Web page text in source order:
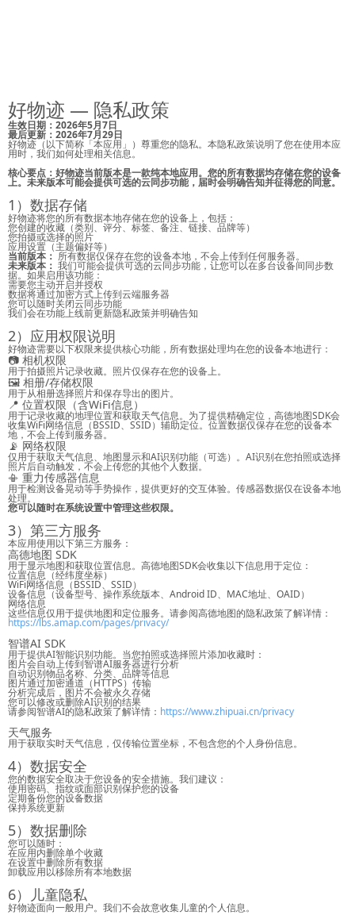
好物迹 — 隐私政策
生效日期：2026年5月7日
最后更新：2026年7月29日
好物迹（以下简称「本应用」）尊重您的隐私。本隐私政策说明了您在使用本应
用时，我们如何处理相关信息。
核心要点：好物迹当前版本是一款纯本地应用。您的所有数据均存储在您的设备
上。未来版本可能会提供可选的云同步功能，届时会明确告知并征得您的同意。
1）数据存储
好物迹将您的所有数据本地存储在您的设备上，包括：
您创建的收藏（类别、评分、标签、备注、链接、品牌等）
您拍摄或选择的照片
应用设置（主题偏好等）
当前版本： 所有数据仅保存在您的设备本地，不会上传到任何服务器。
未来版本： 我们可能会提供可选的云同步功能，让您可以在多台设备间同步数
据。如果启用该功能：
需要您主动开启并授权
数据将通过加密方式上传到云端服务器
您可以随时关闭云同步功能
我们会在功能上线前更新隐私政策并明确告知
2）应用权限说明
好物迹需要以下权限来提供核心功能，所有数据处理均在您的设备本地进行：
📷 相机权限
用于拍摄照片记录收藏。照片仅保存在您的设备上。
🖼️ 相册/存储权限
用于从相册选择照片和保存导出的图片。
📍 位置权限（含WiFi信息）
用于记录收藏的地理位置和获取天气信息。为了提供精确定位，高德地图SDK会
收集WiFi网络信息（BSSID、SSID）辅助定位。位置数据仅保存在您的设备本
地，不会上传到服务器。
📡 网络权限
仅用于获取天气信息、地图显示和AI识别功能（可选）。AI识别在您拍照或选择
照片后自动触发，不会上传您的其他个人数据。
📳 重力传感器信息
用于检测设备晃动等手势操作，提供更好的交互体验。传感器数据仅在设备本地
处理。
您可以随时在系统设置中管理这些权限。
3）第三方服务
本应用使用以下第三方服务：
高德地图 SDK
用于显示地图和获取位置信息。高德地图SDK会收集以下信息用于定位：
位置信息（经纬度坐标）
WiFi网络信息（BSSID、SSID）
设备信息（设备型号、操作系统版本、Android ID、MAC地址、OAID）
网络信息
这些信息仅用于提供地图和定位服务。请参阅高德地图的隐私政策了解详情：
https://lbs.amap.com/pages/privacy/
智谱AI SDK
用于提供AI智能识别功能。当您拍照或选择照片添加收藏时：
图片会自动上传到智谱AI服务器进行分析
自动识别物品名称、分类、品牌等信息
图片通过加密通道（HTTPS）传输
分析完成后，图片不会被永久存储
您可以修改或删除AI识别的结果
请参阅智谱AI的隐私政策了解详情： https://www.zhipuai.cn/privacy
天气服务
用于获取实时天气信息，仅传输位置坐标，不包含您的个人身份信息。
4）数据安全
您的数据安全取决于您设备的安全措施。我们建议：
使用密码、指纹或面部识别保护您的设备
定期备份您的设备数据
保持系统更新
5）数据删除
您可以随时：
在应用内删除单个收藏
在设置中删除所有数据
卸载应用以移除所有本地数据
6）儿童隐私
好物迹面向一般用户。我们不会故意收集儿童的个人信息。